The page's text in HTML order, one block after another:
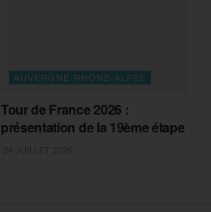
AUVERGNE-RHONE-ALPES
Tour de France 2026 :
présentation de la 19ème étape